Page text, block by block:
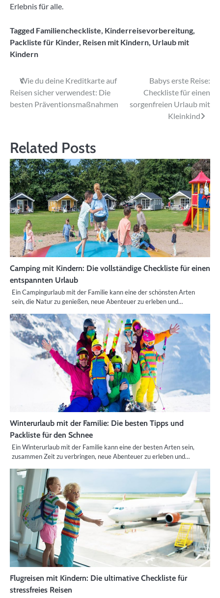
Erlebnis für alle.
Tagged Familiencheckliste Kinderreisevorbereitung
Packliste für Kinder, Reisen mit Kindern Urlaub mit
Kindern
Beitragsnavigation
Wie du deine Kreditkarte auf
Reisen sicher verwendest: Die
besten Präventionsmaßnahmen
Babys erste Reise:
Checkliste für einen
sorgenfreien Urlaub mit
Kleinkind
Related Posts
Camping mit Kindern: Die vollständige Checkliste für einen
entspannten Urlaub
Ein Campingurlaub mit der Familie kann eine der schönsten Arten
sein, die Natur zu genießen, neue Abenteuer zu erleben und…
Winterurlaub mit der Familie: Die besten Tipps und
Packliste für den Schnee
Ein Winterurlaub mit der Familie kann eine der besten Arten sein,
zusammen Zeit zu verbringen, neue Abenteuer zu erleben und…
Flugreisen mit Kindern: Die ultimative Checkliste für
stressfreies Reisen